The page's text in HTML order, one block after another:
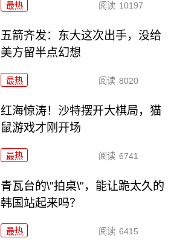
最热 阅读 10197
五箭齐发：东大这次出手，没给
美方留半点幻想
最热 阅读 8020
红海惊涛！沙特摆开大棋局，猫
鼠游戏才刚开场
最热 阅读 6741
青瓦台的\"拍桌\"，能让跪太久的
韩国站起来吗？
最热 阅读 6415